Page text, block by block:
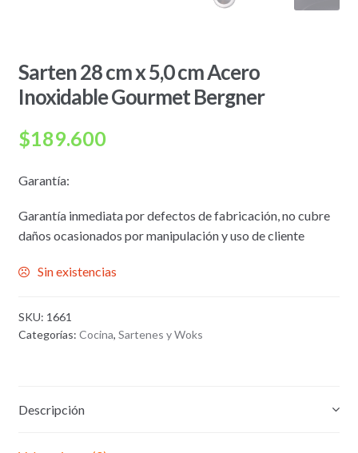
Sarten 28 cm x 5,0 cm Acero
Inoxidable Gourmet Bergner
$189.600
Garantía:
Garantía inmediata por defectos de fabricación, no cubre
daños ocasionados por manipulación y uso de cliente
Sin existencias
SKU: 1661
Categorías: Cocina, Sartenes y Woks
Descripción